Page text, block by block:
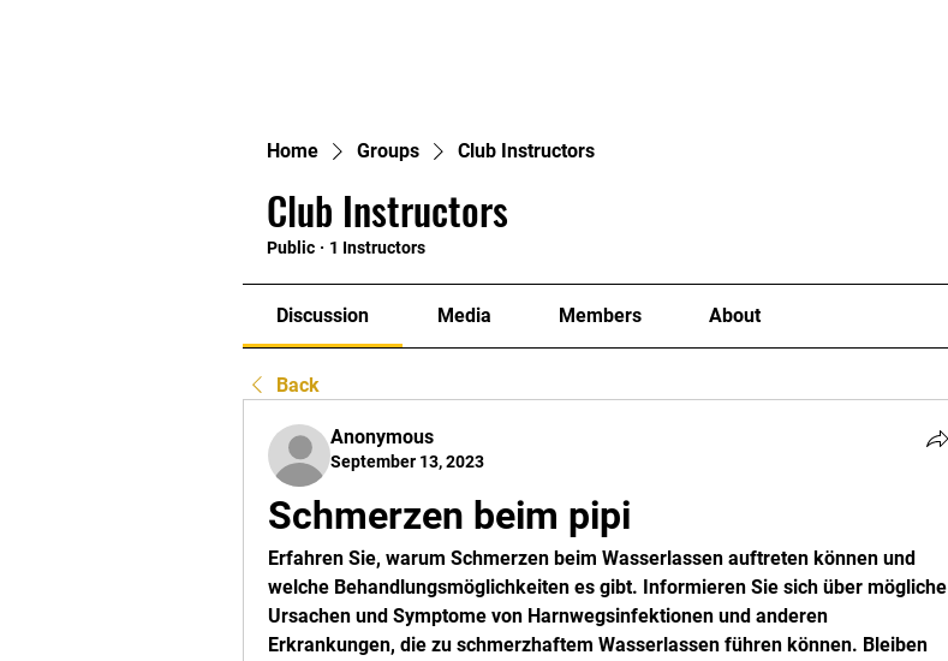
Home Groups Club Instructors
Club Instructors
Public · 1 Instructors
Discussion Media Members About
Back
Anonymous
September 13, 2023
Schmerzen beim pipi
Erfahren Sie, warum Schmerzen beim Wasserlassen auftreten können und
welche Behandlungsmöglichkeiten es gibt. Informieren Sie sich über mögliche
Ursachen und Symptome von Harnwegsinfektionen und anderen
Erkrankungen, die zu schmerzhaftem Wasserlassen führen können. Bleiben